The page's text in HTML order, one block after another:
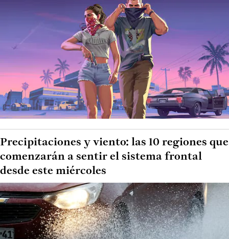
Precipitaciones y viento: las 10 regiones que
comenzarán a sentir el sistema frontal
desde este miércoles